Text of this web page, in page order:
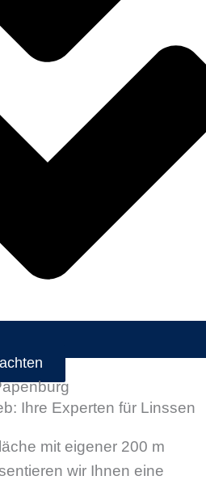
Ihre Experten für Linssen
mit eigener 200 m
wir Ihnen eine